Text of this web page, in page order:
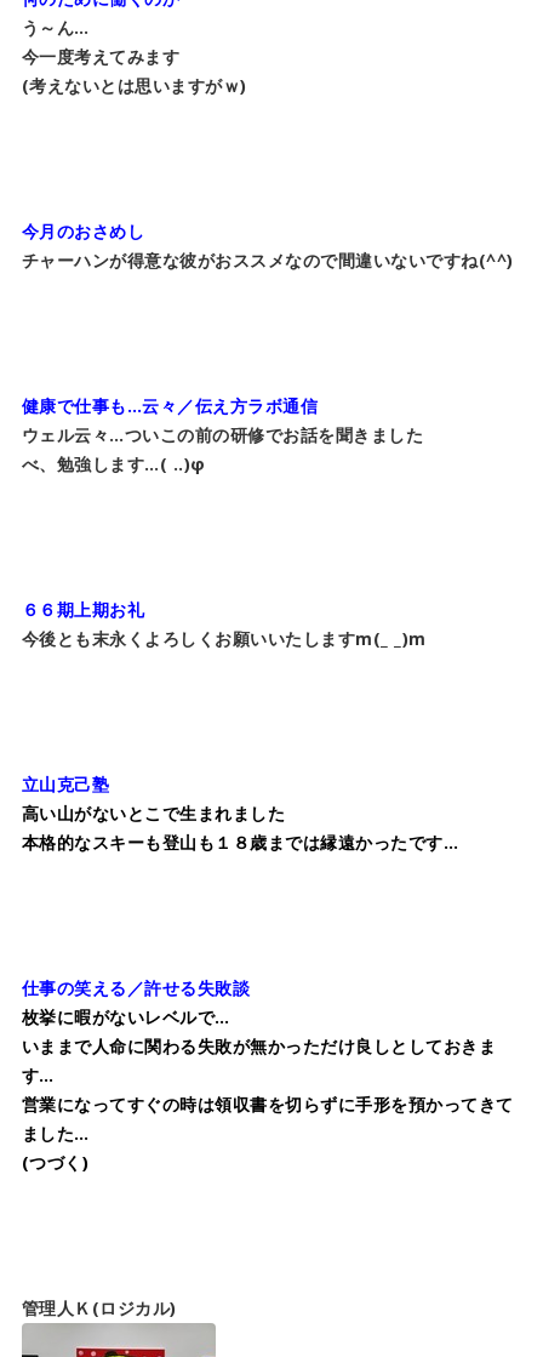
う～ん…
今一度考えてみます
(考えないとは思いますがｗ)
今月のおさめし
チャーハンが得意な彼がおススメなので間違いないですね(^^)
健康で仕事も…云々／伝え方ラボ通信
ウェル云々…ついこの前の研修でお話を聞きました
べ、勉強します…( ..)φ
６６期上期お礼
今後とも末永くよろしくお願いいたしますm(_ _)m
立山克己塾
高い山がないとこで生まれました
本格的なスキーも登山も１８歳までは縁遠かったです…
仕事の笑える／許せる失敗談
枚挙に暇がないレベルで…
いままで人命に関わる失敗が無かっただけ良しとしておきま
す…
営業になってすぐの時は領収書を切らずに手形を預かってきて
ました…
(つづく)
管理人Ｋ(ロジカル)